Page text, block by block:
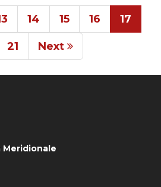
14 15 16 17
21 Next
Meridionale